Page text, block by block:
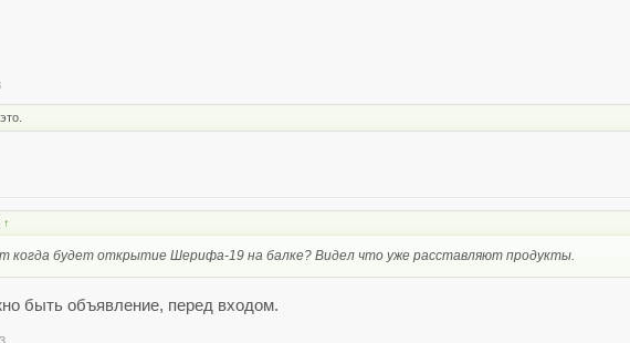
↑
когда будет открытие Шерифа-19 на балке? Видел что уже расставляют продукты.
быть объявление, перед входом.